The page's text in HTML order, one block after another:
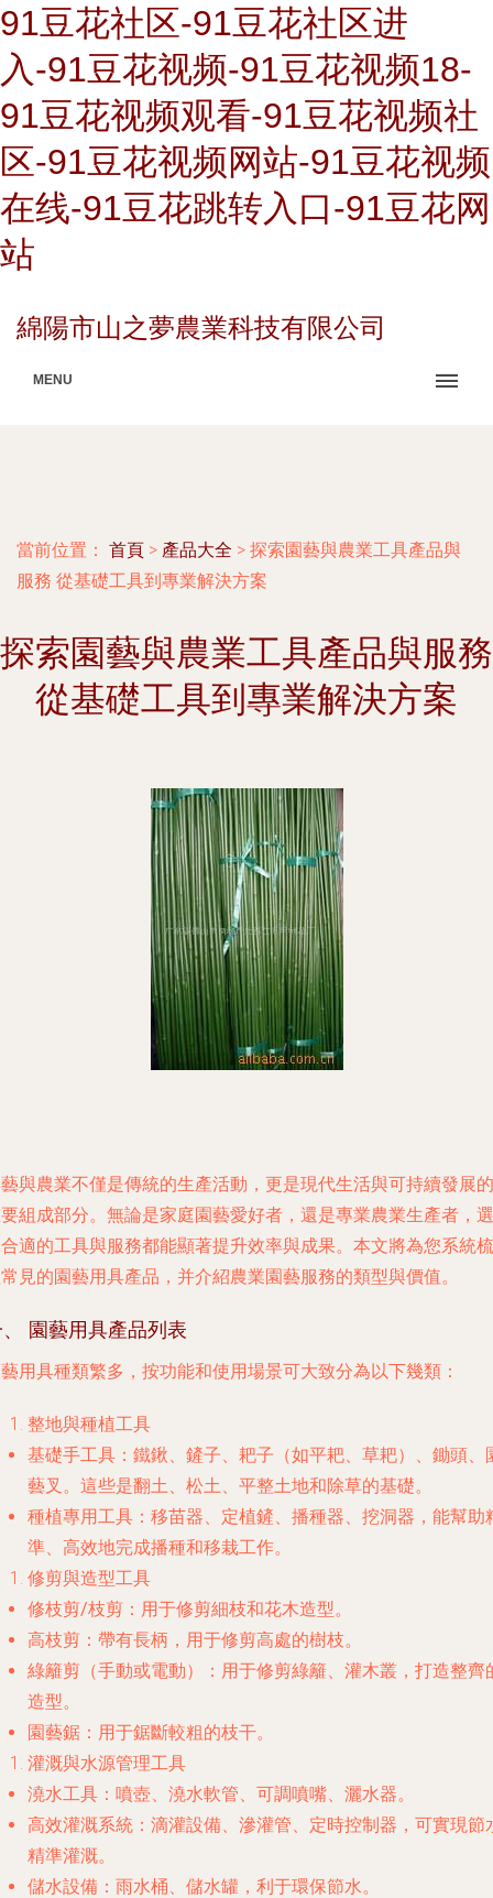
91豆花社区-91豆花社区进
入-91豆花视频-91豆花视频18-
91豆花视频观看-91豆花视频社
区-91豆花视频网站-91豆花视频
在线-91豆花跳转入口-91豆花网
站
綿陽市山之夢農業科技有限公司
MENU
當前位置： 首頁 > 產品大全 > 探索園藝與農業工具產品與
服務 從基礎工具到專業解決方案
探索園藝與農業工具產品與服務
從基礎工具到專業解決方案
與農業不僅是傳統的生產活動，更是現代生活與可持續發展的
組成部分。無論是家庭園藝愛好者，還是專業農業生產者，選
適的工具與服務都能顯著提升效率與成果。本文將為您系統梳
見的園藝用具產品，并介紹農業園藝服務的類型與價值。
園藝用具產品列表
用具種類繁多，按功能和使用場景可大致分為以下幾類：
整地與種植工具
基礎手工具 ：鐵鍬、鏟子、耙子（如平耙、草耙）、鋤頭、
藝叉。這些是翻土、松土、平整土地和除草的基礎。
種植專用工具 ：移苗器、定植鏟、播種器、挖洞器，能幫助
準、高效地完成播種和移栽工作。
修剪與造型工具
修枝剪/枝剪 ：用于修剪細枝和花木造型。
高枝剪 ：帶有長柄，用于修剪高處的樹枝。
綠籬剪 （手動或電動）：用于修剪綠籬、灌木叢，打造整齊
造型。
園藝鋸 ：用于鋸斷較粗的枝干。
灌溉與水源管理工具
澆水工具 ：噴壺、澆水軟管、可調噴嘴、灑水器。
高效灌溉系統 ：滴灌設備、滲灌管、定時控制器，可實現節
精準灌溉。
儲水設備 ：雨水桶、儲水罐，利于環保節水。